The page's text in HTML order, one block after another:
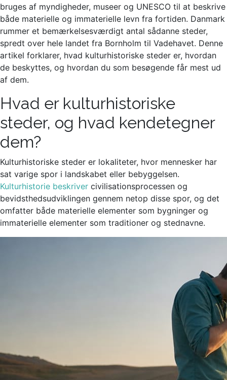
bruges af myndigheder, museer og UNESCO til at beskrive
både materielle og immaterielle levn fra fortiden. Danmark
rummer et bemærkelsesværdigt antal sådanne steder,
spredt over hele landet fra Bornholm til Vadehavet. Denne
artikel forklarer, hvad kulturhistoriske steder er, hvordan
de beskyttes, og hvordan du som besøgende får mest ud
af dem.
Hvad er kulturhistoriske
steder, og hvad kendetegner
dem?
Kulturhistoriske steder er lokaliteter, hvor mennesker har
sat varige spor i landskabet eller bebyggelsen.
Kulturhistorie beskriver civilisationsprocessen og
bevidsthedsudviklingen gennem netop disse spor, og det
omfatter både materielle elementer som bygninger og
immaterielle elementer som traditioner og stednavne.